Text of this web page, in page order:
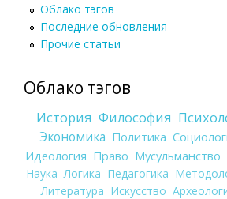
Облако тэгов
Последние обновления
Прочие статьи
Облако тэгов
История Философия
Экономика Политика
Идеология Право Мусульманство
Наука Логика Педагогика
Литература Искусство